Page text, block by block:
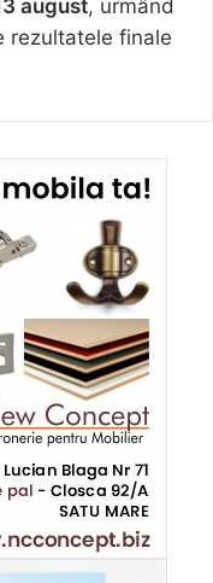
august, urmând
rezultatele finale